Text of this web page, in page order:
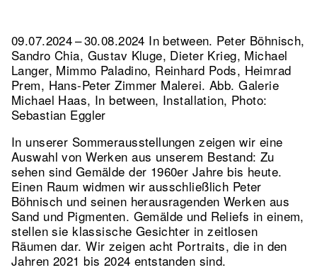
09.07.2024 – 30.08.2024 In between. Peter Böhnisch,
Sandro Chia, Gustav Kluge, Dieter Krieg, Michael
Langer, Mimmo Paladino, Reinhard Pods, Heimrad
Prem, Hans-Peter Zimmer Malerei.Abb. Galerie
Michael Haas, In between, Installation, Photo:
Sebastian Eggler
In unserer Sommerausstellungen zeigen wir eine
Auswahl von Werken aus unserem Bestand: Zu
sehen sind Gemälde der 1960er Jahre bis heute.
Einen Raum widmen wir ausschließlich Peter
Böhnisch und seinen herausragenden Werken aus
Sand und Pigmenten. Gemälde und Reliefs in einem,
stellen sie klassische Gesichter in zeitlosen
Räumen dar. Wir zeigen acht Portraits, die in den
Jahren 2021 bis 2024 entstanden sind.